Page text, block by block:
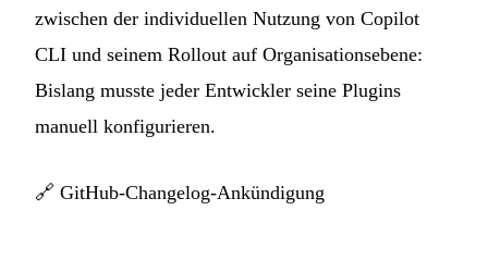
zwischen der individuellen Nutzung von Copilot
CLI und seinem Rollout auf Organisationsebene:
Bislang musste jeder Entwickler seine Plugins
manuell konfigurieren.
🔗 GitHub-Changelog-Ankündigung